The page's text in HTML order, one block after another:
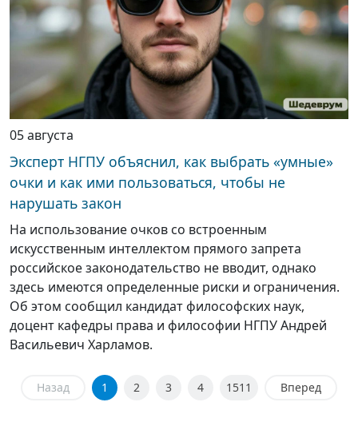
05 августа
Эксперт НГПУ объяснил, как выбрать «умные»
очки и как ими пользоваться, чтобы не
нарушать закон
На использование очков со встроенным
искусственным интеллектом прямого запрета
российское законодательство не вводит, однако
здесь имеются определенные риски и ограничения.
Об этом сообщил кандидат философских наук,
доцент кафедры права и философии НГПУ Андрей
Васильевич Харламов.
Назад 1 2 3 4 1511 Вперед